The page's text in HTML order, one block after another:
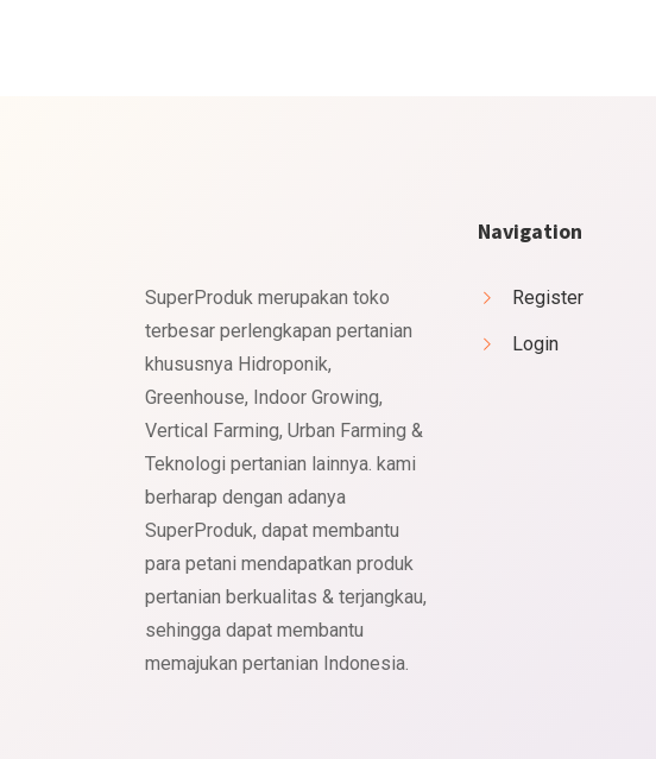
SuperProduk merupakan toko
terbesar perlengkapan pertanian
khususnya Hidroponik,
Greenhouse, Indoor Growing,
Vertical Farming, Urban Farming &
Teknologi pertanian lainnya. kami
berharap dengan adanya
SuperProduk, dapat membantu
para petani mendapatkan produk
pertanian berkualitas & terjangkau,
sehingga dapat membantu
memajukan pertanian Indonesia.
Navigation
Register
Login